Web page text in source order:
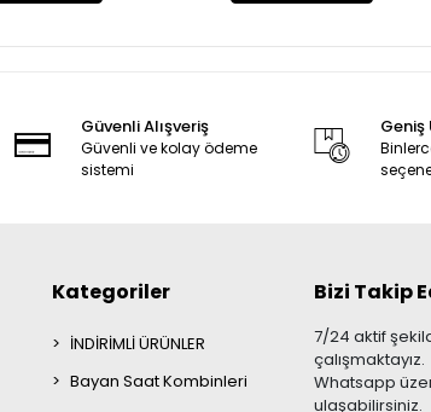
Güvenli Alışveriş
Güvenli ve kolay ödeme
sistemi
Geniş
Kategoriler
İNDİRİMLİ ÜRÜNLER
Bayan Saat Kombinleri
Bizi Takip
7/24 aktif
çalışmaktayız.
Whatsapp
ulaşabilirsiniz.